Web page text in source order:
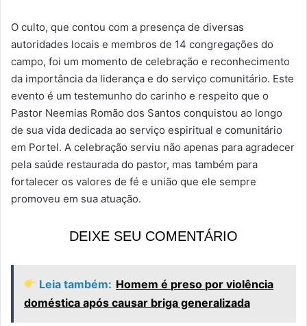
O culto, que contou com a presença de diversas
autoridades locais e membros de 14 congregações do
campo, foi um momento de celebração e reconhecimento
da importância da liderança e do serviço comunitário. Este
evento é um testemunho do carinho e respeito que o
Pastor Neemias Romão dos Santos conquistou ao longo
de sua vida dedicada ao serviço espiritual e comunitário
em Portel. A celebração serviu não apenas para agradecer
pela saúde restaurada do pastor, mas também para
fortalecer os valores de fé e união que ele sempre
promoveu em sua atuação.
DEIXE SEU COMENTÁRIO
Leia também: Homem é preso por violência
doméstica após causar briga generalizada